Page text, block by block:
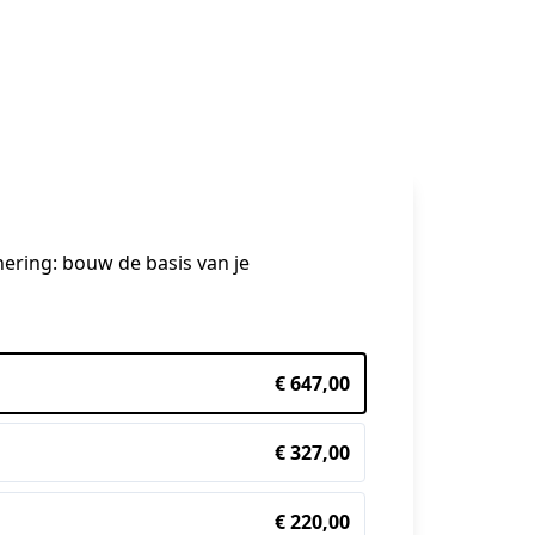
bouw de basis van je
€ 647,00
€ 327,00
€ 220,00